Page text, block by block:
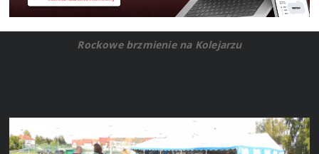
Rockowe brzmienie na Kolejarzu